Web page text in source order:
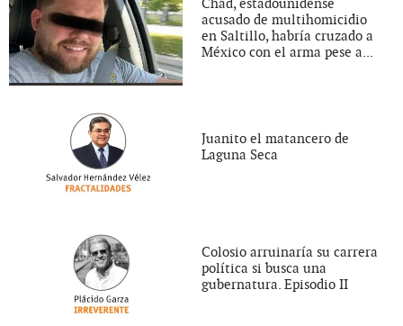
Chad, estadounidense
acusado de multihomicidio
en Saltillo, habría cruzado a
México con el arma pese a...
Juanito el matancero de
Laguna Seca
Colosio arruinaría su carrera
política si busca una
gubernatura. Episodio II